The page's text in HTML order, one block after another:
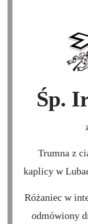
Śp.
Trumna z
kaplicy w
Różaniec w
odmówiony